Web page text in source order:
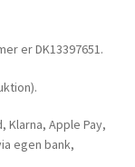
er DK13397651.
Klarna, Apple Pay,
egen bank,